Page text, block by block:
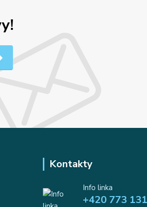
Kontakty
Info linka
+420 773